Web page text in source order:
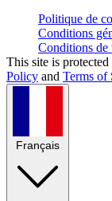
Politique de
Conditions
Conditions de
This site is
Policy and Terms of
Français